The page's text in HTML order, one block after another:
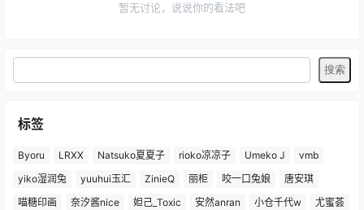
暂无讨论，说说你的看法吧
标签
Byoru LRXX Natsuko夏夏子 rioko凉凉子 Umeko J
vmb
yiko湿润兔
yuuhui玉汇 ZinieQ 丽柜 咬一口兔娘
唐安琪
喵糖印画
奈汐酱nice 妲己_Toxic 安然anran 小仓千代w
尤蜜荟